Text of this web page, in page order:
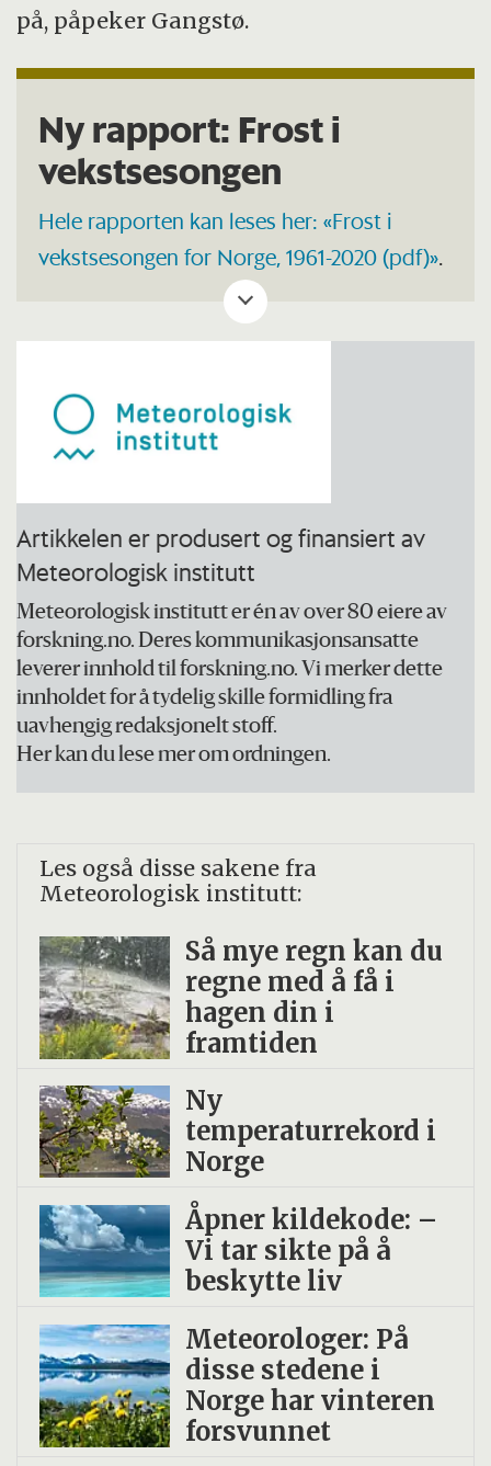
på, påpeker Gangstø.
Ny rapport: Frost i
vekstsesongen
Hele rapporten kan leses her: «Frost i
vekstsesongen for Norge, 1961-2020 (pdf)».
Rapporten er sitert i det nye
Meterologisk institutt i oktober 2025
Les mer på NRK om utfordringer for
Artikkelen er produsert og finansiert av
Meteorologisk institutt
Meteorologisk institutt er én av over 80 eiere av
forskning.no. Deres kommunikasjonsansatte
leverer innhold til forskning.no. Vi merker dette
innholdet for å tydelig skille formidling fra
uavhengig redaksjonelt stoff.
Her kan du lese mer om ordningen.
Les også disse sakene fra
Meteorologisk institutt:
Så mye regn kan du
regne med å få i
hagen din i
framtiden
Ny
temperaturrekord i
Norge
Åpner kildekode: –
Vi tar sikte på å
beskytte liv
Meteorologer: På
disse stedene i
Norge har vinteren
forsvunnet